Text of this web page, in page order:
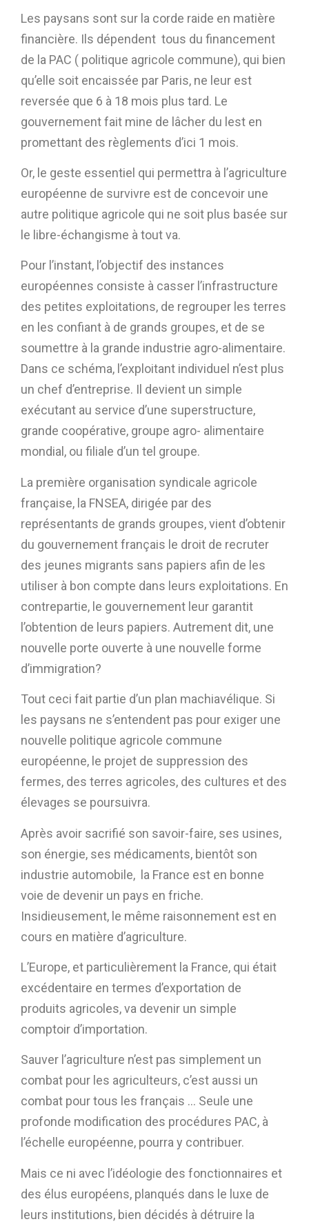
Les paysans sont sur la corde raide en matière
financière. Ils dépendent tous du financement
de la PAC ( politique agricole commune), qui bien
qu’elle soit encaissée par Paris, ne leur est
reversée que 6 à 18 mois plus tard. Le
gouvernement fait mine de lâcher du lest en
promettant des règlements d’ici 1 mois.
Or, le geste essentiel qui permettra à l’agriculture
européenne de survivre est de concevoir une
autre politique agricole qui ne soit plus basée sur
le libre-échangisme à tout va.
Pour l’instant, l’objectif des instances
européennes consiste à casser l’infrastructure
des petites exploitations, de regrouper les terres
en les confiant à de grands groupes, et de se
soumettre à la grande industrie agro-alimentaire.
Dans ce schéma, l’exploitant individuel n’est plus
un chef d’entreprise. Il devient un simple
exécutant au service d’une superstructure,
grande coopérative, groupe agro- alimentaire
mondial, ou filiale d’un tel groupe.
La première organisation syndicale agricole
française, la FNSEA, dirigée par des
représentants de grands groupes, vient d’obtenir
du gouvernement français le droit de recruter
des jeunes migrants sans papiers afin de les
utiliser à bon compte dans leurs exploitations. En
contrepartie, le gouvernement leur garantit
l’obtention de leurs papiers. Autrement dit, une
nouvelle porte ouverte à une nouvelle forme
d’immigration?
Tout ceci fait partie d’un plan machiavélique. Si
les paysans ne s’entendent pas pour exiger une
nouvelle politique agricole commune
européenne, le projet de suppression des
fermes, des terres agricoles, des cultures et des
élevages se poursuivra.
Après avoir sacrifié son savoir-faire, ses usines,
son énergie, ses médicaments, bientôt son
industrie automobile, la France est en bonne
voie de devenir un pays en friche.
Insidieusement, le même raisonnement est en
cours en matière d’agriculture.
L’Europe, et particulièrement la France, qui était
excédentaire en termes d’exportation de
produits agricoles, va devenir un simple
comptoir d’importation.
Sauver l’agriculture n’est pas simplement un
combat pour les agriculteurs, c’est aussi un
combat pour tous les français … Seule une
profonde modification des procédures PAC, à
l’échelle européenne, pourra y contribuer.
Mais ce ni avec l’idéologie des fonctionnaires et
des élus européens, planqués dans le luxe de
leurs institutions, bien décidés à détruire la